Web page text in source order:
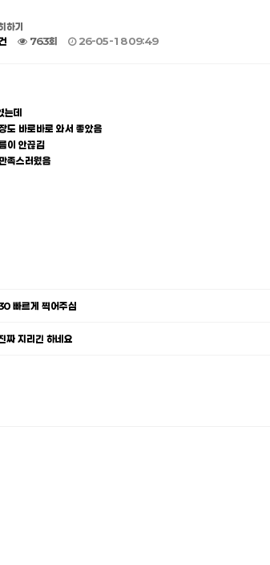
하기
763회 26-05-18 09:49
데
도 바로바로 와서 좋았음
이 안끊김
족스러웠음
빠르게 찍어주심
짜 지리긴 하네요